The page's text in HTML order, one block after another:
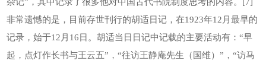
非常遗憾的是，目前存世刊行的胡适日记，在1923年12月最早的
记录，始于12月16日。胡适当日日记中记载的主要活动有：“早
起，点灯作长书与王云五”，“往访王静庵先生（国维）”，“访马